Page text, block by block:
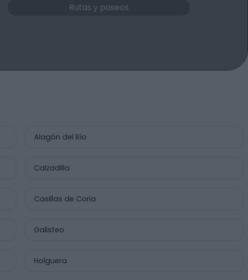
Rutas y paseos
Alagón del Río
Calzadilla
Casillas de Coria
Galisteo
Holguera